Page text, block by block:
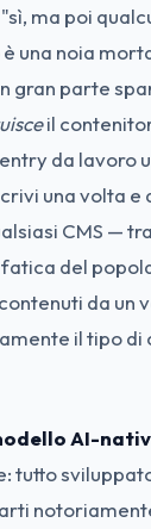
ma poi
una noia
gran parte
il
da lavoro
una volta e
CMS —
del
da un
il tipo di
AI-
tutto